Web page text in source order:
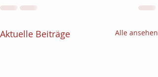
Aktuelle Beiträge Alle ansehen